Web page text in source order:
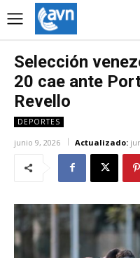
Selección
20 cae ante
Revello
DEPORTES
junio 9, 2026 Actualizado: